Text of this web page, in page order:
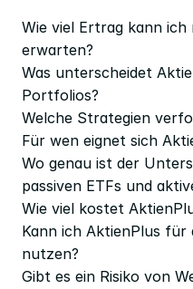
Wie viel Ertrag kann ich
erwarten?
Was unterscheidet
Portfolios?
Welche Strategien
Für wen eignet sich
Wo genau ist der
passiven ETFs und
Wie viel kostet
Kann ich AktienPlus für
nutzen?
Gibt es ein Risiko von